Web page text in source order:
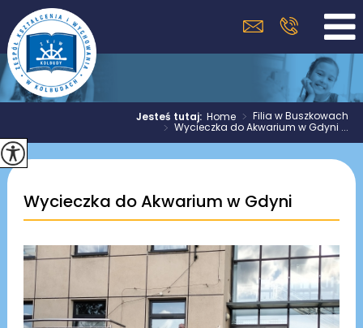
Jesteś tutaj:Home > Filia w Buszkowach
> Wycieczka do Akwarium w Gdyni ...
Wycieczka do Akwarium w Gdyni